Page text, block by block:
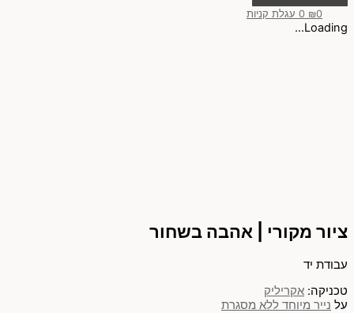
₪0
0 עגלת קניות
Loading...
ציור מקורי | אהבה בשחור
עבודת יד
טכניקה: אקריליק
על נייר מיוחד ללא מסגרת